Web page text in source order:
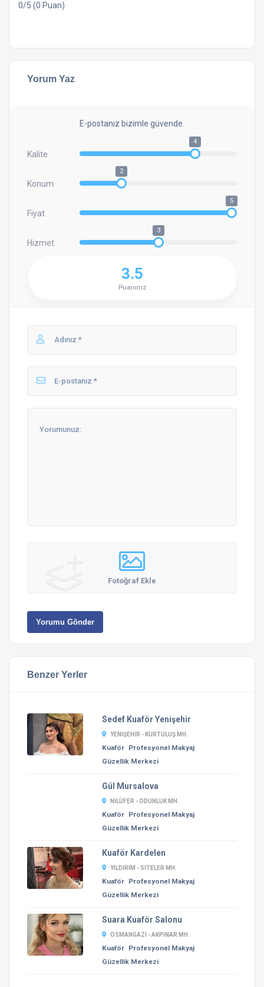
0/5 (0 Puan)
Yorum Yaz
E-postanız bizimle güvende.
Kalite
4
Konum
2
Fiyat
5
Hizmet
3
3.5
Puanınız
Fotoğraf Ekle
Yorumu Gönder
Benzer Yerler
Sedef Kuaför Yenişehir
YENIŞEHIR - KURTULUŞ MH.
Kuaför Profesyonel Makyaj
Güzellik Merkezi
Gül Mursalova
NILÜFER - ODUNLUK MH.
Kuaför Profesyonel Makyaj
Güzellik Merkezi
Kuaför Kardelen
YILDIRIM - SITELER MH.
Kuaför Profesyonel Makyaj
Güzellik Merkezi
Suara Kuaför Salonu
OSMANGAZI - AKPINAR MH.
Kuaför Profesyonel Makyaj
Güzellik Merkezi